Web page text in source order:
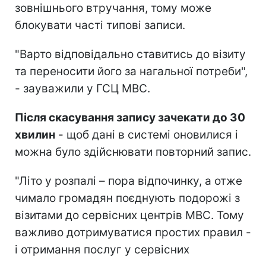
зовнішнього втручання, тому може
блокувати часті типові записи.
"Варто відповідально ставитись до візиту
та переносити його за нагальної потреби",
- зауважили у ГСЦ МВС.
Після скасування запису зачекати до 30
хвилин - щоб дані в системі оновилися і
можна було здійснювати повторний запис.
"Літо у розпалі – пора відпочинку, а отже
чимало громадян поєднують подорожі з
візитами до сервісних центрів МВС. Тому
важливо дотримуватися простих правил -
і отримання послуг у сервісних